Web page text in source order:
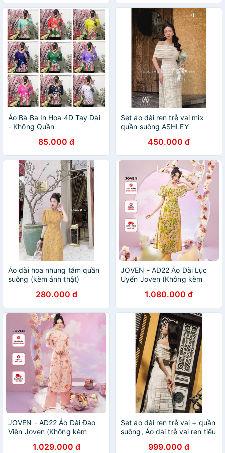
Áo Bà Ba In Hoa 4D Tay Dài
- Không Quần
85.000 đ
Set áo dài ren trễ vai mix
quần suông ASHLEY
450.000 đ
Áo dài hoa nhung tăm quần
suông (kèm ảnh thật)
280.000 đ
JOVEN - AD22 Áo Dài Lục
Uyển Joven (Không kèm
1.080.000 đ
JOVEN - AD22 Áo Dài Đào
Viên Joven (Không kèm
1.029.000 đ
Set áo dài ren trễ vai + quần
suông, Áo dài trễ vai ren tiểu
999.000 đ